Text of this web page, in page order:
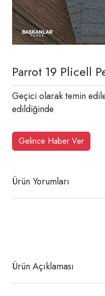
Parrot 19 Plicell
Geçici olarak temin
edildiğinde
Gelince Haber Ver
Ürün Yorumları
Ürün Açıklaması